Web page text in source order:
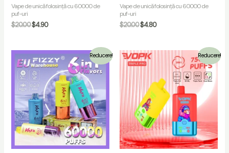
Vape de unică folosință cu 60000 de
puf-uri
$20.00$4.90
Vape de unică folosință cu 60000 de
puf-uri
$20.00$4.80
Reducere! Reducere!